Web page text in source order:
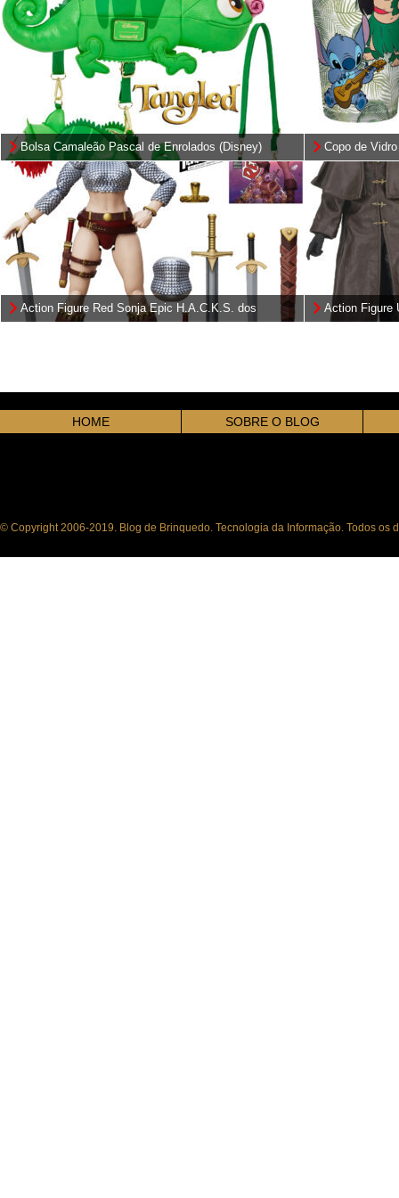
Bolsa Camaleão Pascal de Enrolados (Disney)
Copo de
Família”
Action Figure Red Sonja Epic H.A.C.K.S. dos
Quadrinhos “Immortal Red Sonja”
Action Figure
Vocês
HOME SOBRE O BLOG
© Copyright 2006-2019. Blog de Brinquedo. Tecnologia da Informação. Todos os